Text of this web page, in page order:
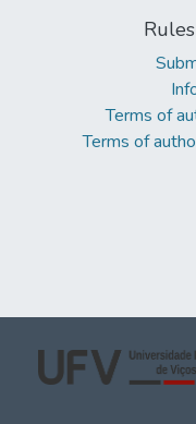
Terms of
Terms of